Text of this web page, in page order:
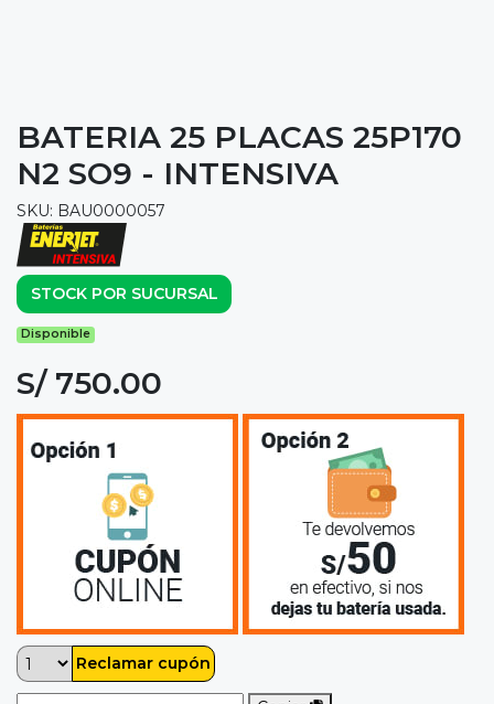
BATERIA 25 PLACAS 25P170
N2 SO9 - INTENSIVA
SKU: BAU0000057
STOCK POR SUCURSAL
Disponible
S/ 750.00
Reclamar cupón